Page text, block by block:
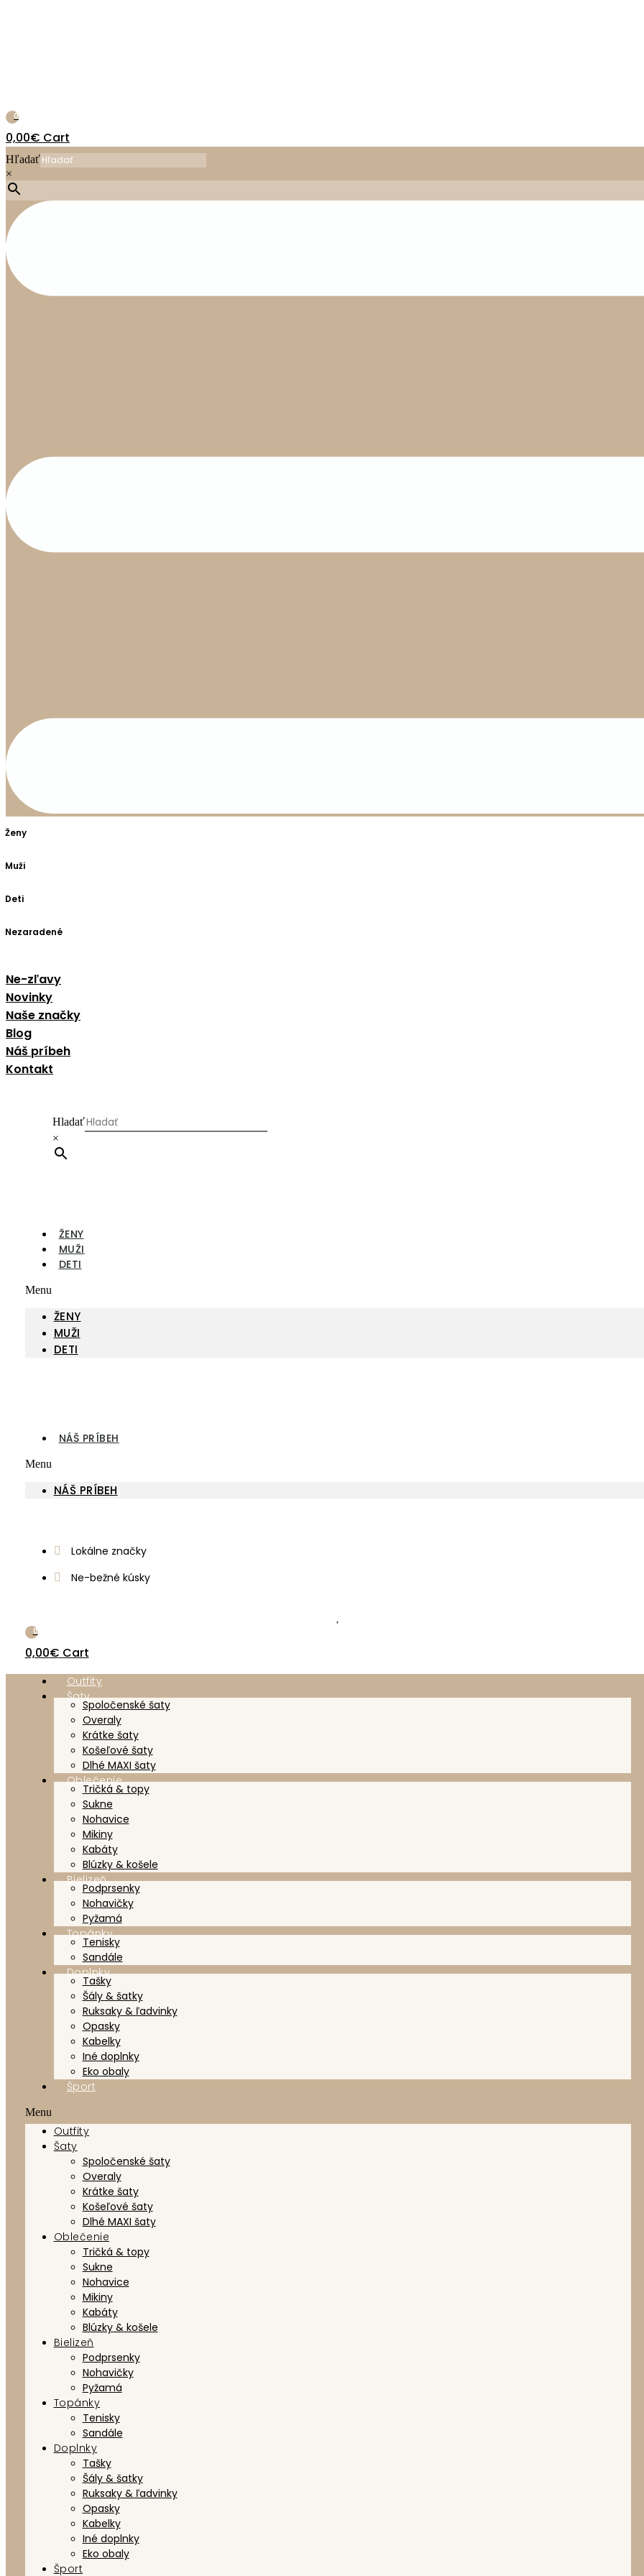
0
0,00€ Cart
Hľadať
×
Ženy
Muži
Deti
Nezaradené
Ne-zľavy
Novinky
Naše značky
Blog
Náš príbeh
Kontakt
Hladať
×
ŽENY
MUŽI
DETI
Menu
ŽENY
MUŽI
DETI
NÁŠ PRÍBEH
Menu
NÁŠ PRÍBEH
Lokálne značky
Ne-bežné kúsky
0
0,00€ Cart
Outfity
Šaty
Spoločenské šaty
Overaly
Krátke šaty
Košeľové šaty
Dlhé MAXI šaty
Oblečenie
Tričká & topy
Sukne
Nohavice
Mikiny
Kabáty
Blúzky & košele
Bielizeň
Podprsenky
Nohavičky
Pyžamá
Topánky
Tenisky
Sandále
Doplnky
Tašky
Šály & šatky
Ruksaky & ľadvinky
Opasky
Kabelky
Iné doplnky
Eko obaly
Šport
Menu
Outfity
Šaty
Spoločenské šaty
Overaly
Krátke šaty
Košeľové šaty
Dlhé MAXI šaty
Oblečenie
Tričká & topy
Sukne
Nohavice
Mikiny
Kabáty
Blúzky & košele
Bielizeň
Podprsenky
Nohavičky
Pyžamá
Topánky
Tenisky
Sandále
Doplnky
Tašky
Šály & šatky
Ruksaky & ľadvinky
Opasky
Kabelky
Iné doplnky
Eko obaly
Šport